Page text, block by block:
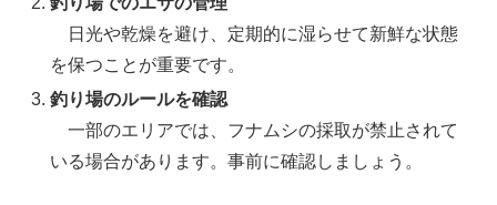
日光や乾燥を避け、定期的に湿らせて新鮮な状態
を保つことが重要です。
釣り場のルールを確認
一部のエリアでは、フナムシの採取が禁止されて
いる場合があります。事前に確認しましょう。